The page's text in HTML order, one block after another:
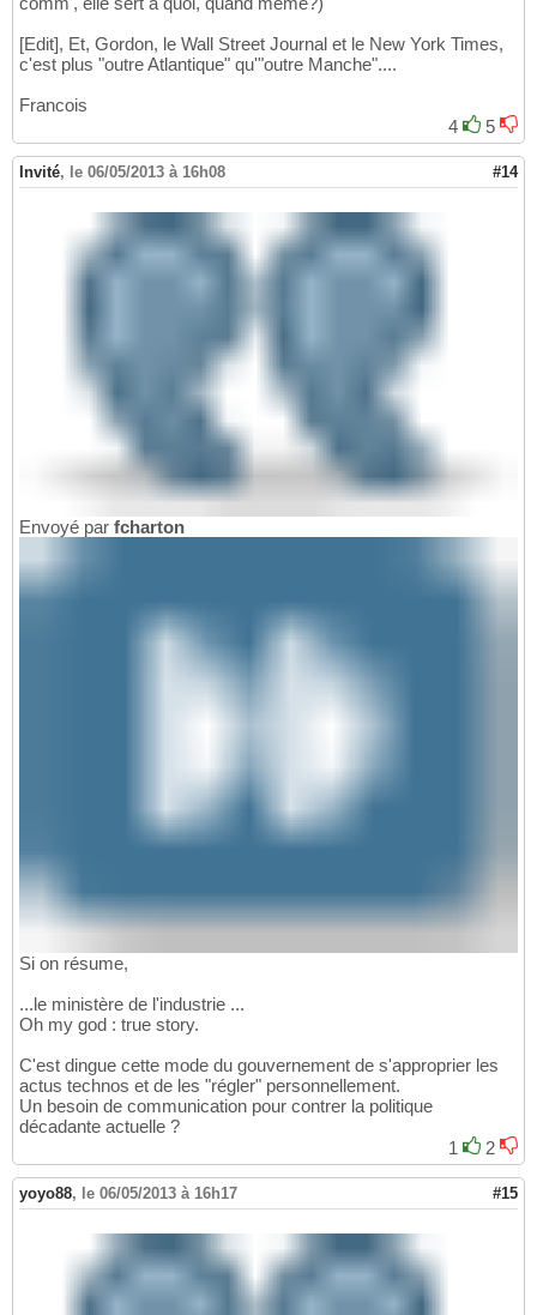
[Edit], Et, Gordon, le Wall Street Journal et le New York Times,
c'est plus "outre Atlantique" qu'"outre Manche"....
Francois
4
5
Invité, le 06/05/2013 à 16h08 #14
Envoyé par fcharton
Si on résume,
...le ministère de l'industrie ...
Oh my god : true story.
C'est dingue cette mode du gouvernement de s'approprier les
actus technos et de les "régler" personnellement.
Un besoin de communication pour contrer la politique
décadante actuelle ?
1
2
yoyo88, le 06/05/2013 à 16h17 #15